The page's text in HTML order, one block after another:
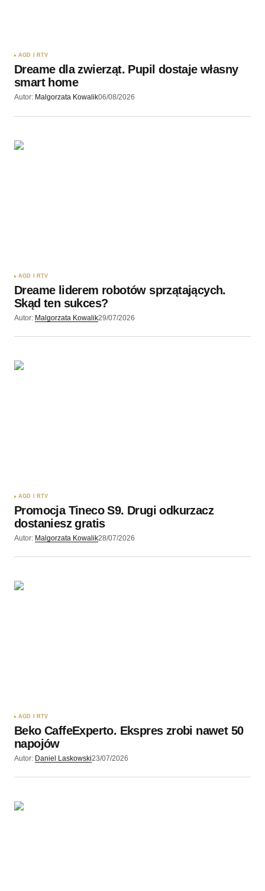
AGD I RTV
Dreame dla zwierząt. Pupil dostaje własny
smart home
Autor: Malgorzata Kowalik06/08/2026
AGD I RTV
Dreame liderem robotów sprzątających.
Skąd ten sukces?
Autor: Malgorzata Kowalik29/07/2026
AGD I RTV
Promocja Tineco S9. Drugi odkurzacz
dostaniesz gratis
Autor: Malgorzata Kowalik28/07/2026
AGD I RTV
Beko CaffeExperto. Ekspres zrobi nawet 50
napojów
Autor: Daniel Laskowski23/07/2026